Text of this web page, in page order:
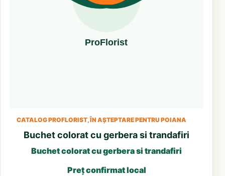
CATALOG PROFLORIST, ÎN AȘTEPTARE PENTRU POIANA
Buchet colorat cu gerbera si trandafiri
Buchet colorat cu gerbera si trandafiri
Preț confirmat local